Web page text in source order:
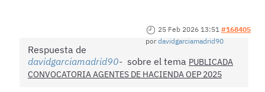
25 Feb 2026 13:51 #168405
pordavidgarciamadrid90
Respuesta de
davidgarciamadrid90
sobre el tema PUBLICADA
CONVOCATORIA AGENTES DE HACIENDA OEP 2025